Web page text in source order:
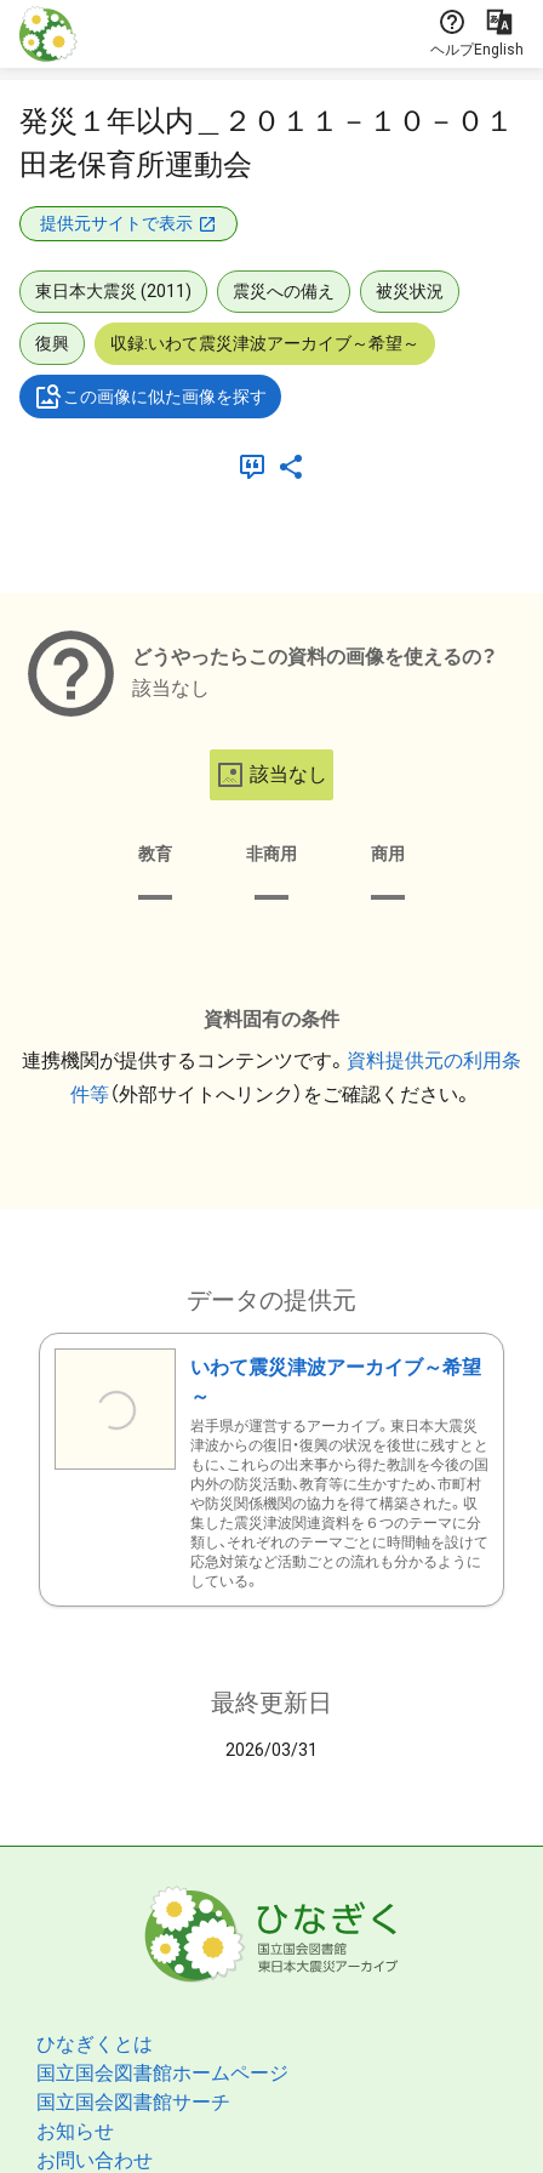
本文に飛ぶ
ヘルプEnglish
発災１年以内＿２０１１－１０－０１
田老保育所運動会
提供元サイトで表示
東日本大震災 (2011) 震災への備え 被災状況
復興 収録:いわて震災津波アーカイブ～希望～
この画像に似た画像を探す
どうやったらこの資料の画像を使えるの？
該当なし
該当なし
教育 非商用 商用
資料固有の条件
連携機関が提供するコンテンツです。 資料提供元の利用条
件等（外部サイトへリンク）をご確認ください。
データの提供元
いわて震災津波アーカイブ～希望
～
岩手県が運営するアーカイブ。東日本大震災
津波からの復旧・復興の状況を後世に残すとと
もに、これらの出来事から得た教訓を今後の国
内外の防災活動、教育等に生かすため、市町村
や防災関係機関の協力を得て構築された。収
集した震災津波関連資料を６つのテーマに分
類し、それぞれのテーマごとに時間軸を設けて
応急対策など活動ごとの流れも分かるように
している。
最終更新日
2026/03/31
ひなぎくとは
国立国会図書館ホームページ
国立国会図書館サーチ
お知らせ
お問い合わせ